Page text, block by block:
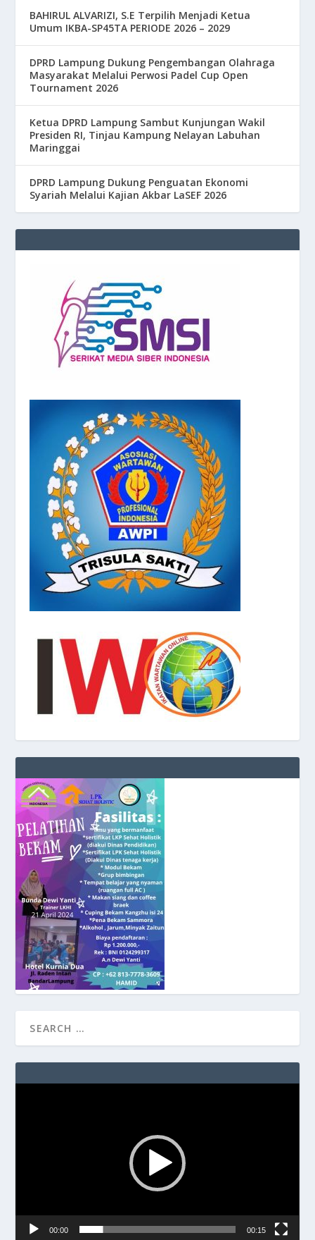
BAHIRUL ALVARIZI, S.E Terpilih Menjadi Ketua
Umum IKBA-SP45TA PERIODE 2026 – 2029
DPRD Lampung Dukung Pengembangan Olahraga
Masyarakat Melalui Perwosi Padel Cup Open
Tournament 2026
Ketua DPRD Lampung Sambut Kunjungan Wakil
Presiden RI, Tinjau Kampung Nelayan Labuhan
Maringgai
DPRD Lampung Dukung Penguatan Ekonomi
Syariah Melalui Kajian Akbar LaSEF 2026
00:00 00:15